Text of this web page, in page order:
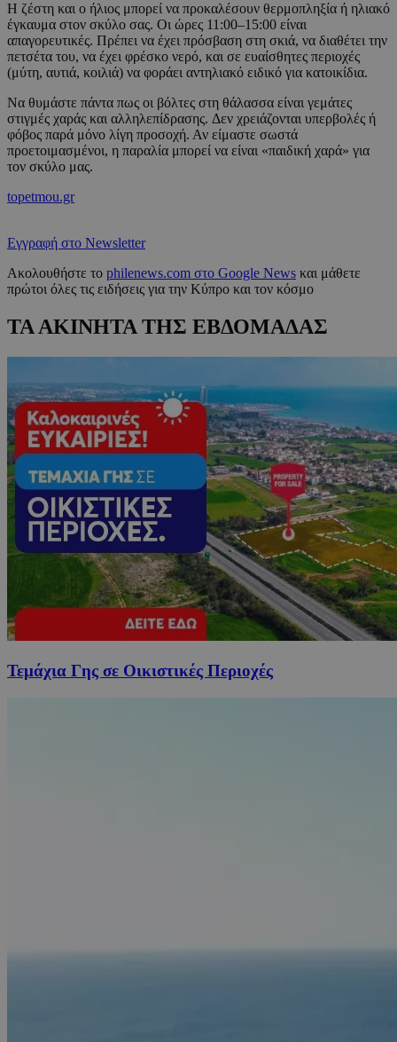
Η ζέστη και ο ήλιος μπορεί να προκαλέσουν θερμοπληξία ή ηλιακό
έγκαυμα στον σκύλο σας. Οι ώρες 11:00–15:00 είναι
απαγορευτικές. Πρέπει να έχει πρόσβαση στη σκιά, να διαθέτει την
πετσέτα του, να έχει φρέσκο νερό, και σε ευαίσθητες περιοχές
(μύτη, αυτιά, κοιλιά) να φοράει αντηλιακό ειδικό για κατοικίδια.
Να θυμάστε πάντα πως οι βόλτες στη θάλασσα είναι γεμάτες
στιγμές χαράς και αλληλεπίδρασης. Δεν χρειάζονται υπερβολές ή
φόβος παρά μόνο λίγη προσοχή. Αν είμαστε σωστά
προετοιμασμένοι, η παραλία μπορεί να είναι «παιδική χαρά» για
τον σκύλο μας.
topetmou.gr
Εγγραφή στο Newsletter
Ακολουθήστε το philenews.com στο Google News και μάθετε
πρώτοι όλες τις ειδήσεις για την Κύπρο και τον κόσμο
ΤΑ ΑΚΙΝΗΤΑ ΤΗΣ ΕΒΔΟΜΑΔΑΣ
Τεμάχια Γης σε Οικιστικές Περιοχές